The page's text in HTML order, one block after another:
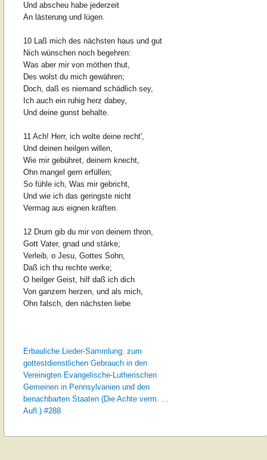
Und abscheu habe jederzeit
An lästerung und lügen.
10 Laß mich des nächsten haus und gut
Nich wünschen noch begehren:
Was aber mir von möthen thut,
Des wolst du mich gewähren;
Doch, daß es niemand schädlich sey,
Ich auch ein ruhig herz dabey,
Und deine gunst behalte.
11 Ach! Herr, ich wolte deine recht',
Und deinen heilgen willen,
Wie mir gebühret, deinem knecht,
Ohn mangel gern erfüllen;
So fühle ich, Was mir gebricht,
Und wie ich das geringste nicht
Vermag aus eignen kräften.
12 Drum gib du mir von deinem thron,
Gott Vater, gnad und stärke;
Verleib, o Jesu, Gottes Sohn,
Daß ich thu rechte werke;
O heilger Geist, hilf daß ich dich
Von ganzem herzen, und als mich,
Ohn falsch, den nächsten liebe
Erbauliche Lieder-Sammlung: zum
gottestdienstlichen Gebrauch in den
Vereinigten Evangelische-Lutherischen
Gemeinen in Pennsylvanien und den
benachbarten Staaten (Die Achte verm. ...
Aufl.) #288